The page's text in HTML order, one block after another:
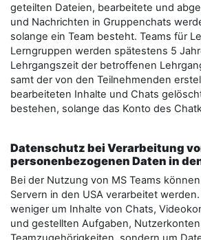
geteilten Dateien, bearbeitete und
und Nachrichten in Gruppenchats
solange ein Team besteht. Teams für
Lerngruppen werden spätestens 5
Lehrgangszeit der betroffenen
samt der von den Teilnehmenden
bearbeiteten Inhalte und Chats
bestehen, solange das Konto des
Datenschutz bei Verarbeitung
personenbezogenen Daten in
Bei der Nutzung von MS Teams
Servern in den USA verarbeitet
weniger um Inhalte von Chats,
und gestellten Aufgaben,